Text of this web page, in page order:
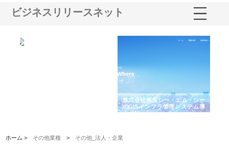
ビジネスリリースネット
株式会社東京シー・エム・シー
のGISインフラ管理システム導
入メリット
ホーム > その他業種 > その他_法人・企業